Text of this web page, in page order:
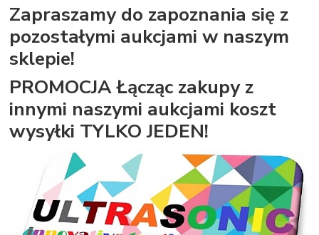
Zapraszamy do zapoznania się z
pozostałymi aukcjami w naszym
sklepie!
PROMOCJA Łącząc zakupy z
innymi naszymi aukcjami koszt
wysyłki TYLKO JEDEN!